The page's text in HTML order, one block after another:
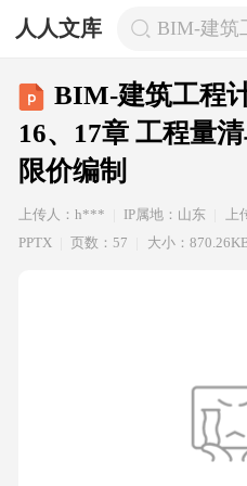
人人文库 BIM-建筑
BIM-建筑工程
16、17章 工程量
限价编制
上传人：h*** IP属地：山东
PPTX
页数：57 大小：